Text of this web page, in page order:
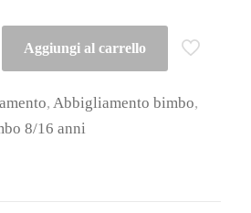
Aggiungi al carrello
, Abbigliamento bimbo,
8/16 anni